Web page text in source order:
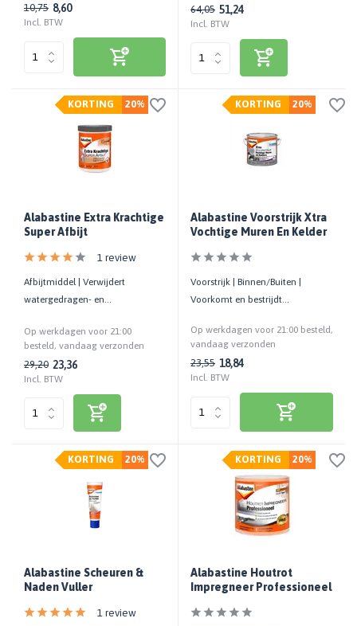
10,75 8,60
Incl. BTW
64,05 51,24
Incl. BTW
20%
KORTING
Alabastine Extra Krachtige
Super Afbijt
1 review
Afbijtmiddel | Verwijdert
watergedragen- en
beits | 1 LTR
Op werkdagen voor 21:00
besteld, vandaag verzonden
29,20 23,36
Incl. BTW
20%
KORTING
Alabastine Voorstrijk Xtra
Vochtige Muren En Kelder
Voorstrijk | Binnen/Buiten |
Voorkomt en bestrijdt
Op werkdagen voor 21:00 besteld,
vandaag verzonden
23,55 18,84
Incl. BTW
20%
KORTING
Alabastine Scheuren &
Naden Vuller
1 review
20%
KORTING
Alabastine Houtrot
Impregneer Professioneel